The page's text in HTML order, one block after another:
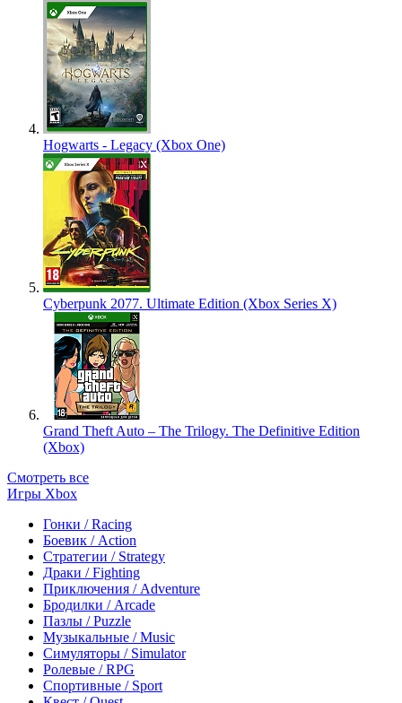
Hogwarts - Legacy (Xbox One)
Cyberpunk 2077. Ultimate Edition (Xbox Series X)
Grand Theft Auto – The Trilogy. The Definitive Edition
(Xbox)
Смотреть все
Игры Xbox
Гонки / Racing
Боевик / Action
Стратегии / Strategy
Драки / Fighting
Приключения / Adventure
Бродилки / Arcade
Пазлы / Puzzle
Музыкальные / Music
Симуляторы / Simulator
Ролевые / RPG
Спортивные / Sport